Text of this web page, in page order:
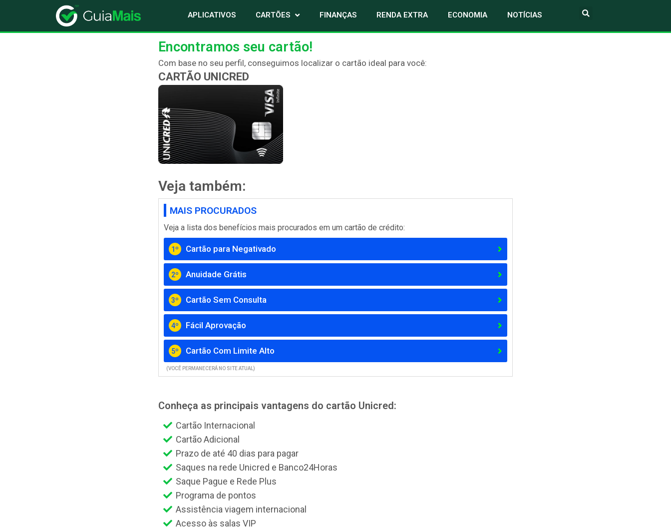
APLICATIVOS CARTÕES FINANÇAS RENDA EXTRA ECONOMIA NOTÍCIAS
Encontramos seu cartão!
Com base no seu perfil, conseguimos localizar o cartão ideal para você:
CARTÃO UNICRED
Veja também:
MAIS PROCURADOS
Veja a lista dos benefícios mais procurados em um cartão de crédito:
1º Cartão para Negativado
2º Anuidade Grátis
3º Cartão Sem Consulta
4º Fácil Aprovação
5º Cartão Com Limite Alto
(VOCÊ PERMANECERÁ NO SITE ATUAL)
Conheça as principais vantagens do cartão Unicred:
Cartão Internacional
Cartão Adicional
Prazo de até 40 dias para pagar
Saques na rede Unicred e Banco24Horas
Saque Pague e Rede Plus
Programa de pontos
Assistência viagem internacional
Acesso às salas VIP